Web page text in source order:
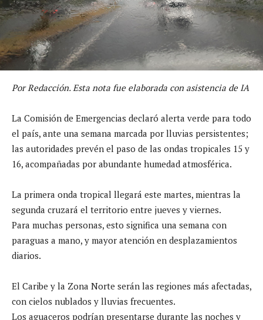
Por Redacción. Esta nota fue elaborada con asistencia de IA
La Comisión de Emergencias declaró alerta verde para todo
el país, ante una semana marcada por lluvias persistentes;
las autoridades prevén el paso de las ondas tropicales 15 y
16, acompañadas por abundante humedad atmosférica.
La primera onda tropical llegará este martes, mientras la
segunda cruzará el territorio entre jueves y viernes.
Para muchas personas, esto significa una semana con
paraguas a mano, y mayor atención en desplazamientos
diarios.
El Caribe y la Zona Norte serán las regiones más afectadas,
con cielos nublados y lluvias frecuentes.
Los aguaceros podrían presentarse durante las noches y